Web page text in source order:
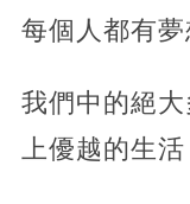
每個人都有夢
我們中的絕
上優越的生